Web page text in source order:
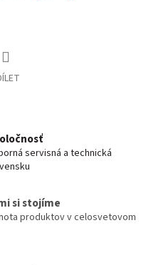
servisná a technická
si stojíme
produktov v celosvetovom